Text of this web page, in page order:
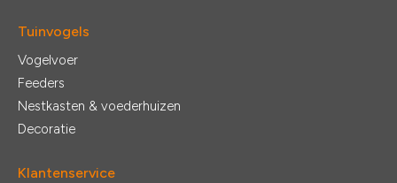
Tuinvogels
Vogelvoer
Feeders
Nestkasten & voederhuizen
Decoratie
Klantenservice